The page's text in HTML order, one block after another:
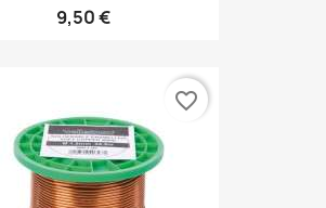
9,50 €
favorite_border